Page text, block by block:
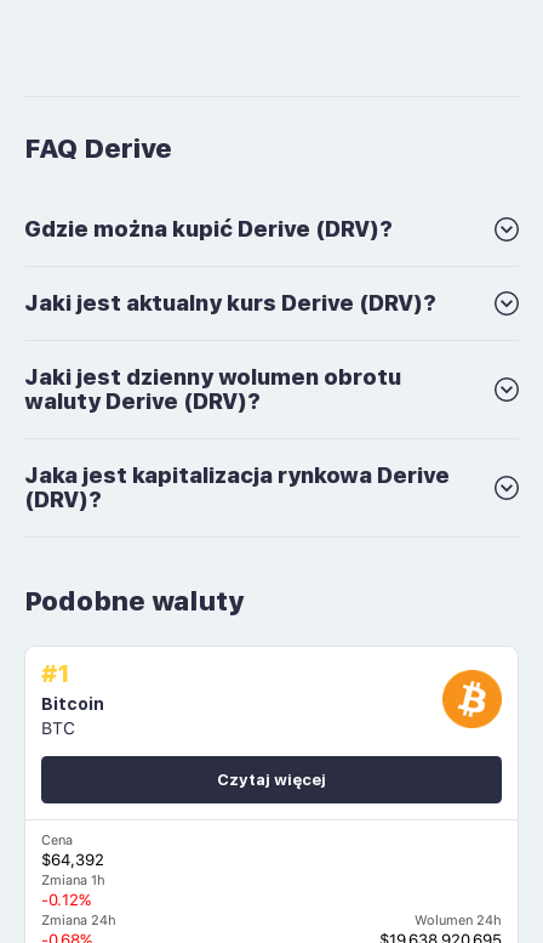
FAQ Derive
Gdzie można kupić Derive (DRV)?
Jaki jest aktualny kurs Derive (DRV)?
Jaki jest dzienny wolumen obrotu
waluty Derive (DRV)?
Jaka jest kapitalizacja rynkowa Derive
(DRV)?
Podobne waluty
#1
Bitcoin
BTC
Cena
$64,392
Zmiana 1h
-0.12%
Zmiana 24h Wolumen 24h
Czytaj więcej